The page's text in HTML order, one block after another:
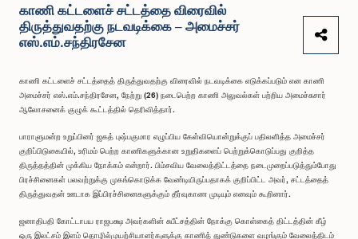
காணி கட்டளைச் சட்டத்தை விரைவில்
திருத்துவதற்கு நடவடிக்கை – அமைச்சர்
எஸ்.எம்.சந்திரசேன
காணி கட்டளைச் சட்டத்தைத் திருத்துவதற்கு விரைவில் நடவடிக்கை எடுக்கப்படும் என காணி
அமைச்சர் எஸ்.எம்.சந்திரசேன, நேற்று (26) நடைபெற்ற காணி அலுவல்கள் பற்றிய அமைச்சுசார்
ஆலோசனைக் குழுக் கூட்டத்தில் தெரிவித்தார்.
பாராளுமன்ற உறுப்பினர் ஜகத் புஷ்பகுமார எழுப்பிய கேள்வியொன்றுக்குப் பதிலளித்த அமைச்சர்
குறிப்பிடுகையில், உரிமம் பெற்ற காணிகளுக்கான உறுதிகளைப் பெற்றுக்கொடுப்பது குறித்த
திருத்தத்தின் முக்கிய நோக்கம் என்றார். பிம்சவிய வேலைத்திட்டத்தை நடைமுறைப்படுத்தும்போது
பிரச்சினைகள் பலவற்றுக்கு முகங்கொடுக்க வேண்டியிருப்பதாகக் குறிப்பிட்ட அவர், சட்டத்தைத்
திருத்துவதன் ஊடாக இப்பிரச்சினைகளுக்கும் தீர்வுகாண முடியும் எனவும் கூறினார்.
ஜனாதிபதி கோட்டாபய ராஜபக்ஷ அவர்களின் சுபீட்சத்தின் நோக்கு கொள்கைத் திட்டத்தின் கீழ்
ஒரு இலட்சம் இளம் தொழில்முயற்சியாளர்களுக்கு காணித் துண்டுகளை வழங்கும் வேலைத்திடம்